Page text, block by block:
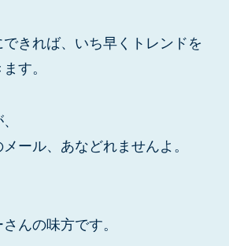
きれば、いち早くトレンドを
す。
ール、あなどれませんよ。
んの味方です。